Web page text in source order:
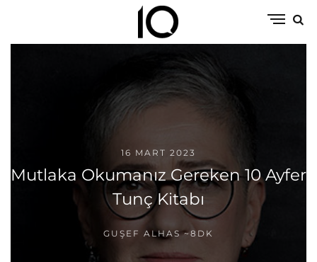
16 MART 2023
Mutlaka Okumanız Gereken 10 Ayfer
Tunç Kitabı
GUŞEF ALHAS ~8DK